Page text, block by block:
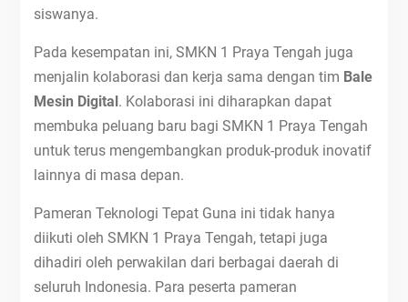
siswanya.
Pada kesempatan ini, SMKN 1 Praya Tengah juga
menjalin kolaborasi dan kerja sama dengan tim Bale
Mesin Digital . Kolaborasi ini diharapkan dapat
membuka peluang baru bagi SMKN 1 Praya Tengah
untuk terus mengembangkan produk-produk inovatif
lainnya di masa depan.
Pameran Teknologi Tepat Guna ini tidak hanya
diikuti oleh SMKN 1 Praya Tengah, tetapi juga
dihadiri oleh perwakilan dari berbagai daerah di
seluruh Indonesia. Para peserta pameran